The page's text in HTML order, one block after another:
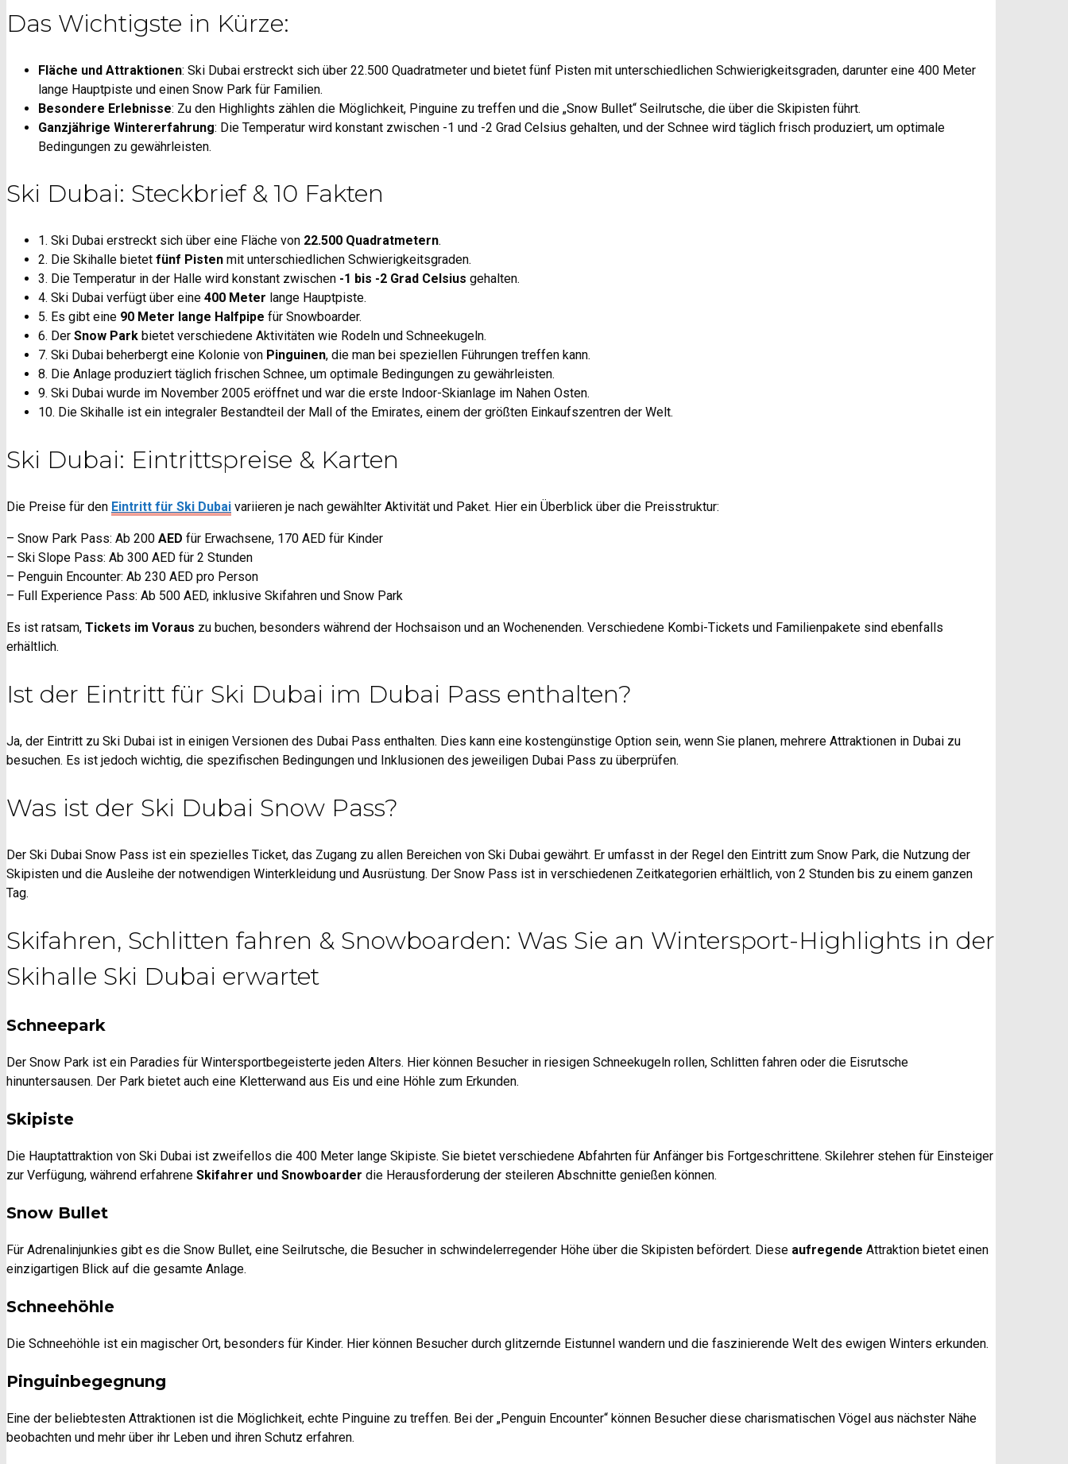
Das Wichtigste in Kürze:
Fläche und Attraktionen: Ski Dubai erstreckt sich über 22.500 Quadratmeter und bietet fünf Pisten mit unterschiedlichen Schwierigkeitsgraden, darunter eine 400 Meter
lange Hauptpiste und einen Snow Park für Familien.
Besondere Erlebnisse: Zu den Highlights zählen die Möglichkeit, Pinguine zu treffen und die „Snow Bullet“ Seilrutsche, die über die Skipisten führt.
Ganzjährige Wintererfahrung: Die Temperatur wird konstant zwischen -1 und -2 Grad Celsius gehalten, und der Schnee wird täglich frisch produziert, um optimale
Bedingungen zu gewährleisten.
Ski Dubai: Steckbrief & 10 Fakten
1. Ski Dubai erstreckt sich über eine Fläche von 22.500 Quadratmetern.
2. Die Skihalle bietet fünf Pisten mit unterschiedlichen Schwierigkeitsgraden.
3. Die Temperatur in der Halle wird konstant zwischen -1 bis -2 Grad Celsius gehalten.
4. Ski Dubai verfügt über eine 400 Meter lange Hauptpiste.
5. Es gibt eine 90 Meter lange Halfpipe für Snowboarder.
6. Der Snow Park bietet verschiedene Aktivitäten wie Rodeln und Schneekugeln.
7. Ski Dubai beherbergt eine Kolonie von Pinguinen, die man bei speziellen Führungen treffen kann.
8. Die Anlage produziert täglich frischen Schnee, um optimale Bedingungen zu gewährleisten.
9. Ski Dubai wurde im November 2005 eröffnet und war die erste Indoor-Skianlage im Nahen Osten.
10. Die Skihalle ist ein integraler Bestandteil der Mall of the Emirates, einem der größten Einkaufszentren der Welt.
Ski Dubai: Eintrittspreise & Karten
Die Preise für den Eintritt für Ski Dubai variieren je nach gewählter Aktivität und Paket. Hier ein Überblick über die Preisstruktur:
– Snow Park Pass: Ab 200 AED für Erwachsene, 170 AED für Kinder
– Ski Slope Pass: Ab 300 AED für 2 Stunden
– Penguin Encounter: Ab 230 AED pro Person
– Full Experience Pass: Ab 500 AED, inklusive Skifahren und Snow Park
Es ist ratsam, Tickets im Voraus zu buchen, besonders während der Hochsaison und an Wochenenden. Verschiedene Kombi-Tickets und Familienpakete sind ebenfalls
erhältlich.
Ist der Eintritt für Ski Dubai im Dubai Pass enthalten?
Ja, der Eintritt zu Ski Dubai ist in einigen Versionen des Dubai Pass enthalten. Dies kann eine kostengünstige Option sein, wenn Sie planen, mehrere Attraktionen in Dubai zu
besuchen. Es ist jedoch wichtig, die spezifischen Bedingungen und Inklusionen des jeweiligen Dubai Pass zu überprüfen.
Was ist der Ski Dubai Snow Pass?
Der Ski Dubai Snow Pass ist ein spezielles Ticket, das Zugang zu allen Bereichen von Ski Dubai gewährt. Er umfasst in der Regel den Eintritt zum Snow Park, die Nutzung der
Skipisten und die Ausleihe der notwendigen Winterkleidung und Ausrüstung. Der Snow Pass ist in verschiedenen Zeitkategorien erhältlich, von 2 Stunden bis zu einem ganzen
Tag.
Skifahren, Schlitten fahren & Snowboarden: Was Sie an Wintersport-Highlights in der
Skihalle Ski Dubai erwartet
Schneepark
Der Snow Park ist ein Paradies für Wintersportbegeisterte jeden Alters. Hier können Besucher in riesigen Schneekugeln rollen, Schlitten fahren oder die Eisrutsche
hinuntersausen. Der Park bietet auch eine Kletterwand aus Eis und eine Höhle zum Erkunden.
Skipiste
Die Hauptattraktion von Ski Dubai ist zweifellos die 400 Meter lange Skipiste. Sie bietet verschiedene Abfahrten für Anfänger bis Fortgeschrittene. Skilehrer stehen für Einsteiger
zur Verfügung, während erfahrene Skifahrer und Snowboarder die Herausforderung der steileren Abschnitte genießen können.
Snow Bullet
Für Adrenalinjunkies gibt es die Snow Bullet, eine Seilrutsche, die Besucher in schwindelerregender Höhe über die Skipisten befördert. Diese aufregende Attraktion bietet einen
einzigartigen Blick auf die gesamte Anlage.
Schneehöhle
Die Schneehöhle ist ein magischer Ort, besonders für Kinder. Hier können Besucher durch glitzernde Eistunnel wandern und die faszinierende Welt des ewigen Winters erkunden.
Pinguinbegegnung
Eine der beliebtesten Attraktionen ist die Möglichkeit, echte Pinguine zu treffen. Bei der „Penguin Encounter“ können Besucher diese charismatischen Vögel aus nächster Nähe
beobachten und mehr über ihr Leben und ihren Schutz erfahren.